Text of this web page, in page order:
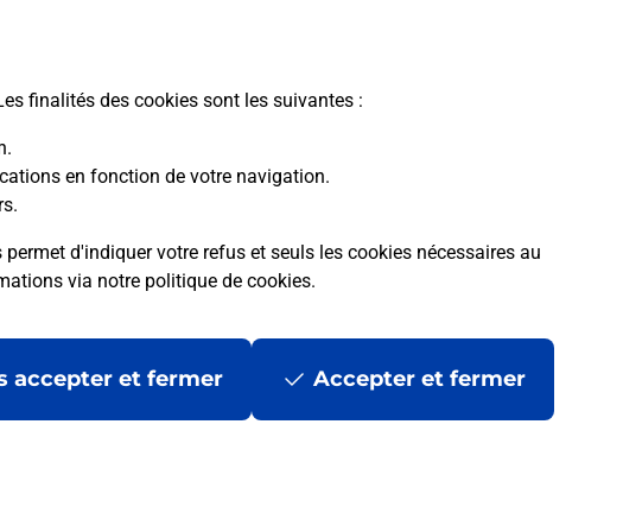
finalités des cookies sont les suivantes :
en fonction de votre navigation.
d'indiquer votre refus et seuls les cookies nécessaires au
via notre politique de cookies.
accepter et fermer Accepter et fermer
sans se déplacer ?